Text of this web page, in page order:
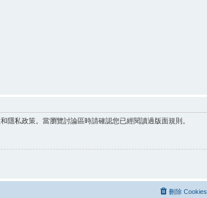
私政策。當瀏覽討論區時請確認您已經閱讀過版面規則。
刪除 Cookies